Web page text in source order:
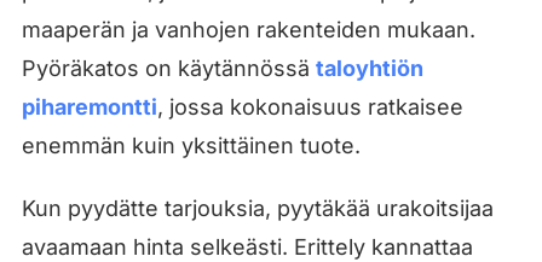
maaperän ja vanhojen rakenteiden mukaan.
Pyöräkatos on käytännössä taloyhtiön
piharemontti, jossa kokonaisuus ratkaisee
enemmän kuin yksittäinen tuote.
Kun pyydätte tarjouksia, pyytäkää urakoitsijaa
avaamaan hinta selkeästi. Erittely kannattaa